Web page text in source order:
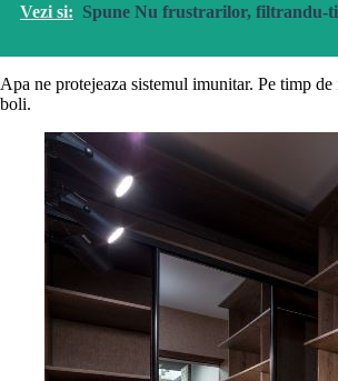
Vezi si: Spune Nu frustrarilor, filtrandu-
Apa ne protejeaza sistemul imunitar. Pe timp
boli.